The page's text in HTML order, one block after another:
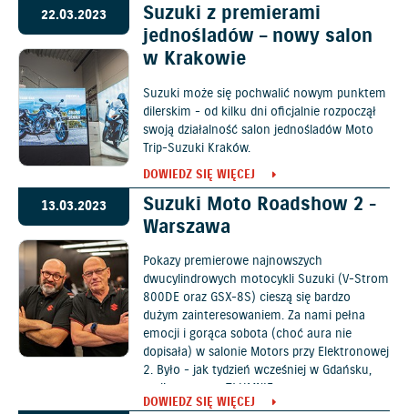
22.03.2023
Suzuki z premierami
jednośladów – nowy salon
w Krakowie
Suzuki może się pochwalić nowym punktem
dilerskim - od kilku dni oficjalnie rozpoczął
swoją działalność salon jednośladów Moto
Trip-Suzuki Kraków.
DOWIEDZ SIĘ WIĘCEJ
13.03.2023
Suzuki Moto Roadshow 2 -
Warszawa
Pokazy premierowe najnowszych
dwucylindrowych motocykli Suzuki (V-Strom
800DE oraz GSX-8S) cieszą się bardzo
dużym zainteresowaniem. Za nami pełna
emocji i gorąca sobota (choć aura nie
dopisała) w salonie Motors przy Elektronowej
2. Było - jak tydzień wcześniej w Gdańsku,
czyli po prostu TŁUMNIE.
DOWIEDZ SIĘ WIĘCEJ